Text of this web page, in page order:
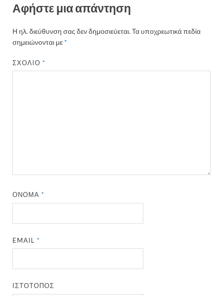
Αφήστε μια απάντηση
Η ηλ. διεύθυνση σας δεν δημοσιεύεται.Τα υποχρεωτικά πεδία
σημειώνονται με *
ΣΧΌΛΙΟ*
ΌΝΟΜΑ*
EMAIL*
ΙΣΤΌΤΟΠΟΣ